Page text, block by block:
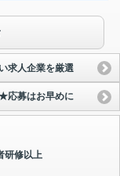
求人企業を厳選
応募はお早めに
研修以上